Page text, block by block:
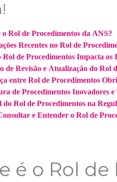
o Rol de Procedimentos da ANS?
Recentes no Rol de
Rol de Procedimentos Impacta os
de Revisão e Atualização do Rol
entre Rol de Procedimentos
de Procedimentos Inovadores e
do Rol de Procedimentos na
e Entender o Rol de
é o Rol